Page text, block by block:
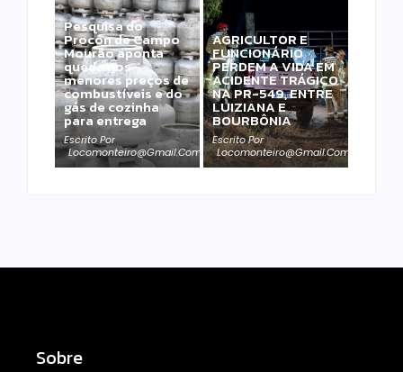
Pesquisa do
Procon de Campo
Mourão aponta
queda nos
menores preços de
combustíveis e do
gás de cozinha
para entrega
Escrito Por
Locomonteiro@gmail.com
AGRICULTOR E
FUNCIONÁRIO
PERDEM A VIDA EM
ACIDENTE TRÁGICO
NA PR-549, ENTRE
LUIZIANA E
BOURBÔNIA
Escrito Por
Locomonteiro@gmail.com
Sobre